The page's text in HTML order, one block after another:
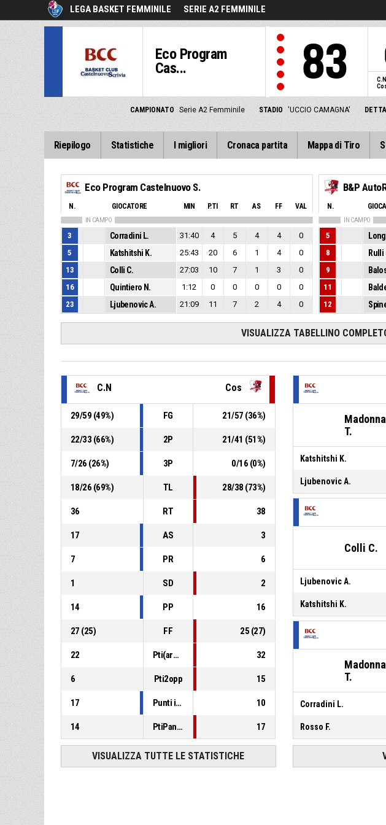
LEGA BASKET FEMMINILE SERIE A2 FEMMINILE
Eco Program
Cas...
83 C.N
CAMPIONATO Serie A2 Femminile STADIO 'UCCIO CAMAGNA'
Riepilogo Statistiche I migliori Cronaca partita Mappa di Tiro
Eco Program Castelnuovo S.
N. GIOCATORE MIN P.TI RT AS FF VAL
IN CAMPO
3 Corradini L. 31:40 4 5 4 4
0
5
Katshitshi K. 25:43 20 6 1 4
0
13
Colli C. 27:03 10 7 1 3
0
16
Quintiero N. 1:12 0 0 0 0
0
23
Ljubenovic A. 21:09 11 7 2 4 0
B&P
N.
IN CAMPO
5
8
Rulli
9
11
12
VISUALIZZA TABELLINO
C.N Cos
29/59 (49%) FG 21/57 (36%)
22/33 (66%) 2P 21/41 (51%)
7/26 (26%) 3P 0/16 (0%)
18/26 (69%) TL 28/38 (73%)
36 RT 38
17 AS 3
7 PR 6
1 SD 2
14 PP 16
27 (25) FF 25 (27)
22 Pti(area) 32
6 Pti2opp 15
17 Punti in contropiede 10
14 PtiPanch 17
VISUALIZZA TUTTE LE STATISTICHE
Madonna
T.
Katshitshi K.
Ljubenovic A.
Colli C.
Ljubenovic A.
Katshitshi K.
Madonna
T.
Corradini L.
Rosso F.